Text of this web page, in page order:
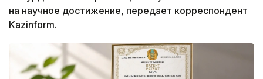
на научное достижение, передает корреспондент
Kazinform.